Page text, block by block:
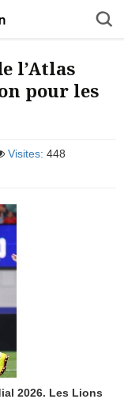
l’Atlas
pour les
Visites: 448
2026. Les Lions